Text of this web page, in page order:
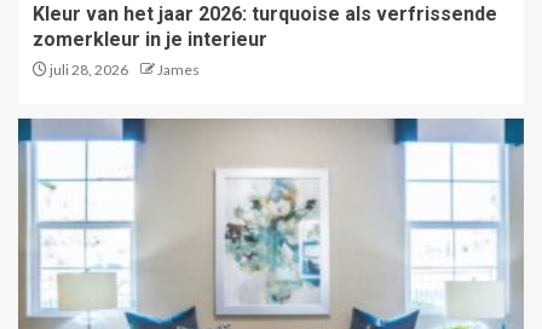
Kleur van het jaar 2026: turquoise als verfrissende
zomerkleur in je interieur
juli 28, 2026 James